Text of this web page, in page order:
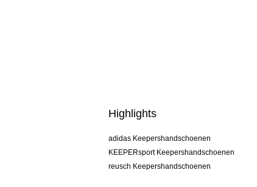
Highlights
adidas Keepershandschoenen
KEEPERsport Keepershandschoenen
reusch Keepershandschoenen